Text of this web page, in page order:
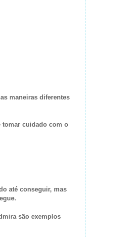
maneiras diferentes
tomar cuidado com o
até conseguir, mas
são exemplos